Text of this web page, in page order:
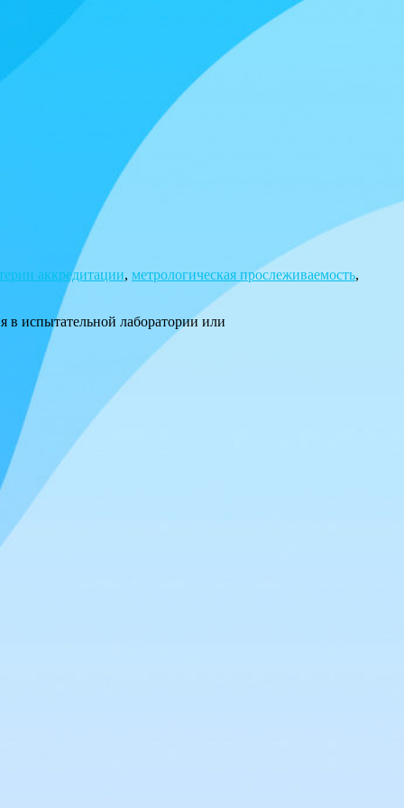
аккредитации, метрологическая прослеживаемость,
в испытательной лаборатории или